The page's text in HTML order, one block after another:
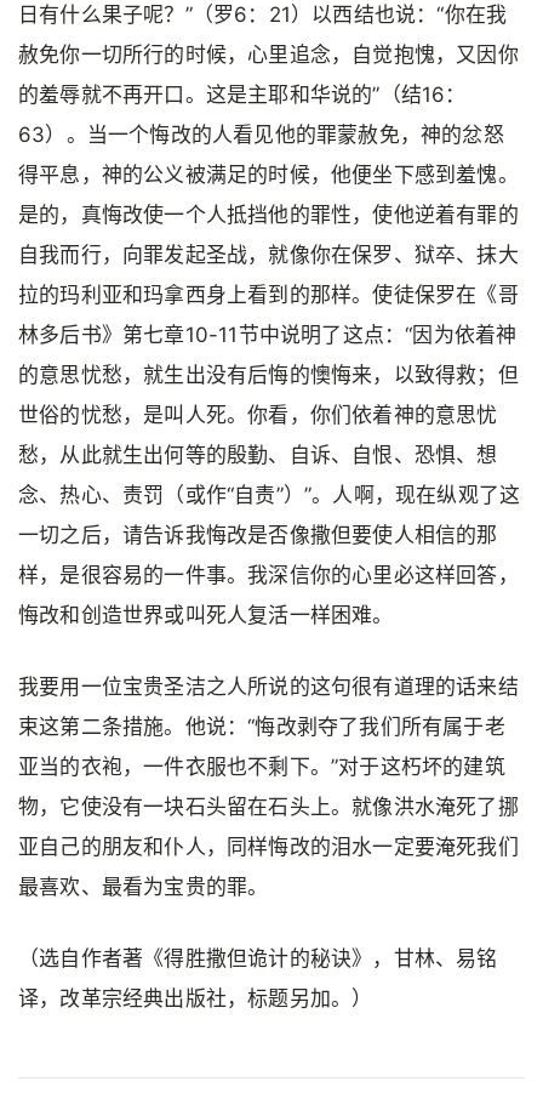
日有什么果子呢？”（罗6：21）以西结也说：“你在我
赦免你一切所行的时候，心里追念，自觉抱愧，又因你
的羞辱就不再开口。这是主耶和华说的”（结16：
63）。当一个悔改的人看见他的罪蒙赦免，神的忿怒
得平息，神的公义被满足的时候，他便坐下感到羞愧。
是的，真悔改使一个人抵挡他的罪性，使他逆着有罪的
自我而行，向罪发起圣战，就像你在保罗、狱卒、抹大
拉的玛利亚和玛拿西身上看到的那样。使徒保罗在《哥
林多后书》第七章10-11节中说明了这点：“因为依着神
的意思忧愁，就生出没有后悔的懊悔来，以致得救；但
世俗的忧愁，是叫人死。你看，你们依着神的意思忧
愁，从此就生出何等的殷勤、自诉、自恨、恐惧、想
念、热心、责罚（或作“自责”）”。人啊，现在纵观了这
一切之后，请告诉我悔改是否像撒但要使人相信的那
样，是很容易的一件事。我深信你的心里必这样回答，
悔改和创造世界或叫死人复活一样困难。
我要用一位宝贵圣洁之人所说的这句很有道理的话来结
束这第二条措施。他说：“悔改剥夺了我们所有属于老
亚当的衣袍，一件衣服也不剩下。”对于这朽坏的建筑
物，它使没有一块石头留在石头上。就像洪水淹死了挪
亚自己的朋友和仆人，同样悔改的泪水一定要淹死我们
最喜欢、最看为宝贵的罪。
（选自作者著《得胜撒但诡计的秘诀》，甘林、易铭
译，改革宗经典出版社，标题另加。）